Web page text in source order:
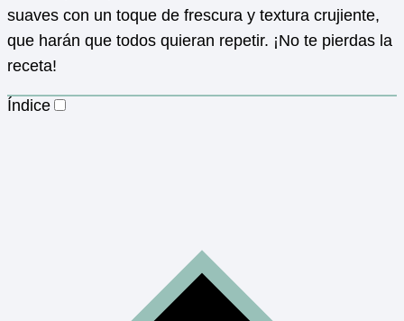
suaves con un toque de frescura y textura crujiente,
que harán que todos quieran repetir. ¡No te pierdas la
receta!
Índice